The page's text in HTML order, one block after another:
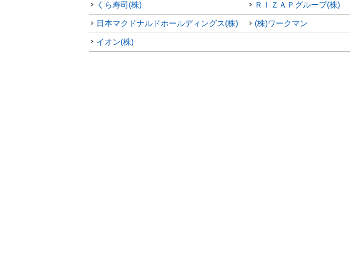
くら寿司(株) ＲＩＺＡＰグループ(株)
日本マクドナルドホールディングス(株) (株)ワークマン
イオン(株)